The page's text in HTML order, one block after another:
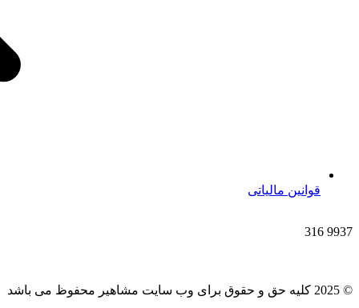
قوانین مالیاتی
9937
316
© 2025 کلیه حق و حقوق برای وب سایت مشاهیر محفوظ می باشد